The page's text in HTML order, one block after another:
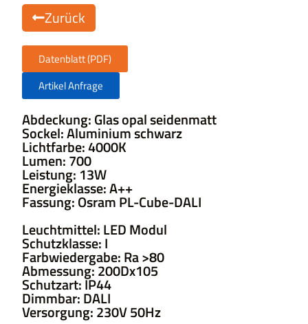
Zurück
Datenblatt (PDF)
Artikel Anfrage
Abdeckung: Glas opal seidenmatt
Sockel: Aluminium schwarz
Lichtfarbe: 4000K
Lumen: 700
Leistung: 13W
Energieklasse: A++
Fassung: Osram PL-Cube-DALI
Leuchtmittel: LED Modul
Schutzklasse: I
Farbwiedergabe: Ra >80
Abmessung: 200Dx105
Schutzart: IP44
Dimmbar: DALI
Versorgung: 230V 50Hz